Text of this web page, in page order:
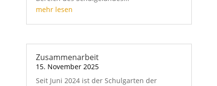
mehr lesen
Zusammenarbeit
15. November 2025
Seit Juni 2024 ist der Schulgarten der